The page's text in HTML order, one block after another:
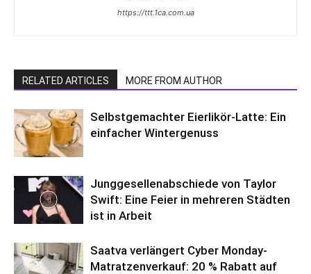
https://ttt.1ca.com.ua
RELATED ARTICLES MORE FROM AUTHOR
Selbstgemachter Eierlikör-Latte: Ein
einfacher Wintergenuss
Junggesellenabschiede von Taylor
Swift: Eine Feier in mehreren Städten
ist in Arbeit
Saatva verlängert Cyber Monday-
Matratzenverkauf: 20 % Rabatt auf